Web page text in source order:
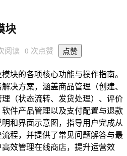
块
阅读 0 次点赞 点赞
块的各项核心功能与操作指南。
决方案，涵盖商品管理（创建、
（状态流转、发货处理）、评价
件产品管理以及支付配置与退款
和界面示意图，指导用户完成从
程，并提供了常见问题解答与最
效管理在线商店，提升运营效